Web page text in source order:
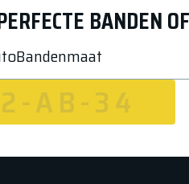
BANDEN
Bandenmaat